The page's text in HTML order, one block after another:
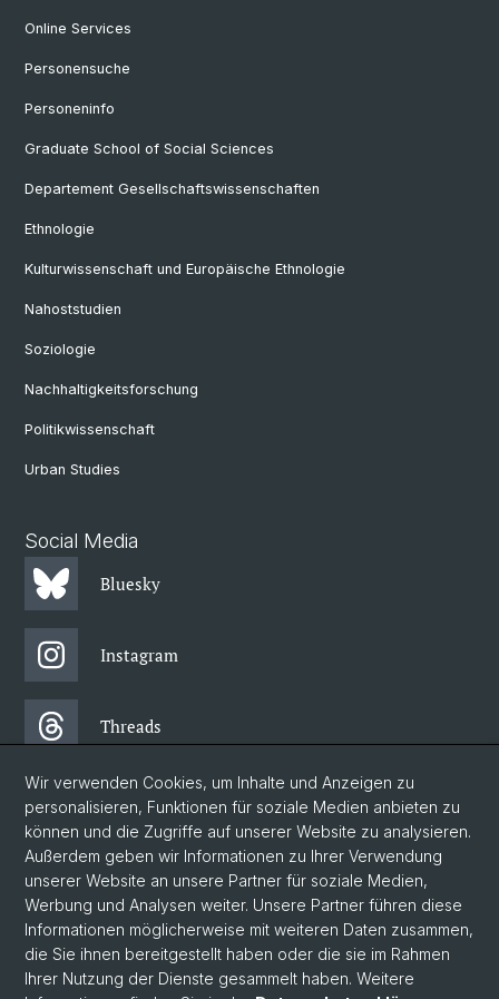
Online Services
Personensuche
Personeninfo
Graduate School of Social Sciences
Departement Gesellschaftswissenschaften
Ethnologie
Kulturwissenschaft und Europäische Ethnologie
Nahoststudien
Soziologie
Nachhaltigkeitsforschung
Politikwissenschaft
Urban Studies
Social Media
Bluesky
Instagram
Threads
Facebook
Newsletter
© Universität Basel
Philosophisch-Historische Fakultät
Wir verwenden Cookies, um Inhalte und Anzeigen zu
personalisieren, Funktionen für soziale Medien anbieten zu
können und die Zugriffe auf unserer Website zu analysieren.
Außerdem geben wir Informationen zu Ihrer Verwendung
unserer Website an unsere Partner für soziale Medien,
Werbung und Analysen weiter. Unsere Partner führen diese
Informationen möglicherweise mit weiteren Daten zusammen,
die Sie ihnen bereitgestellt haben oder die sie im Rahmen
Ihrer Nutzung der Dienste gesammelt haben. Weitere